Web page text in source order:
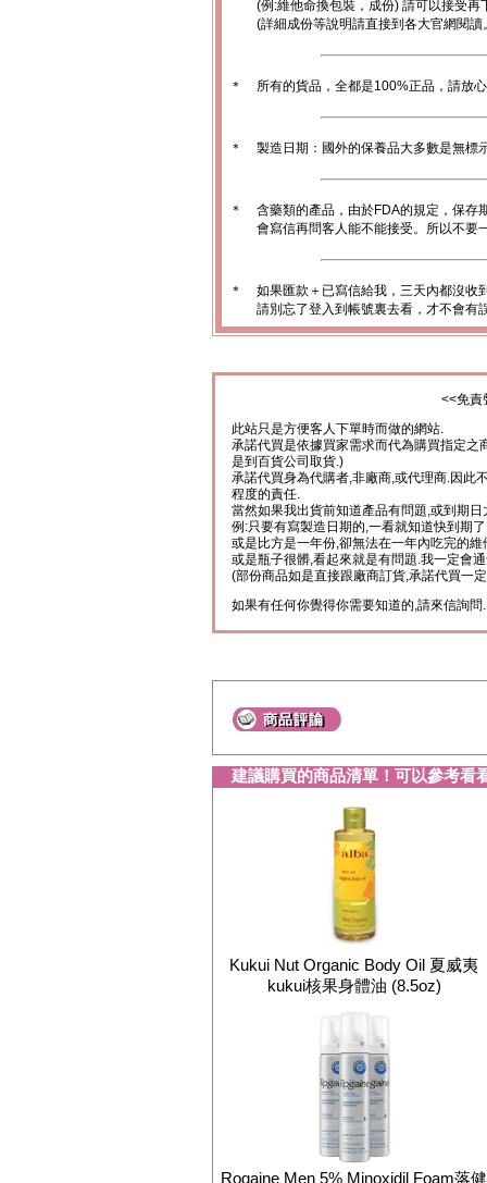
(例:維他命換包裝，成份) 請可以接受再
(詳細成份等說明請直接到各大官網閱讀
＊ 所有的貨品，全都是100%正品，請放
＊ 製造日期：國外的保養品大多數是無標
＊
含藥類的產品，由於FDA的規定，保存
會寫信再問客人能不能接受。所以不要
＊
如果匯款＋已寫信給我，三天內都沒收
請別忘了登入到帳號裏去看，才不會有
<<免責
此站只是方便客人下單時而做的網站.
承諾代買是依據買家需求而代為購買指定之
是到百貨公司取貨.)
承諾代買身為代購者,非廠商,或代理商.因此
程度的責任.
當然如果我出貨前知道產品有問題,或到期
例:只要有寫製造日期的,一看就知道快到期
或是比方是一年份,卻無法在一年內吃完的維
或是瓶子很髒,看起來就是有問題.我一定會
(部份商品如是直接跟廠商訂貨,承諾代買一
如果有任何你覺得你需要知道的,請來信詢問.
建議購買的商品清單！可以參考看
Kukui Nut Organic Body Oil 夏威夷
kukui核果身體油 (8.5oz)
Rogaine Men 5% Minoxidil Foam落健